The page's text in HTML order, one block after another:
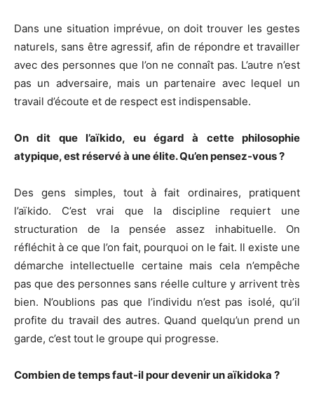
Dans une situation imprévue, on doit trouver les gestes
naturels, sans être agressif, afin de répondre et travailler
avec des personnes que l’on ne connaît pas. L’autre n’est
pas un adversaire, mais un partenaire avec lequel un
travail d’écoute et de respect est indispensable.
On dit que l’aïkido, eu égard à cette philosophie
atypique, est réservé à une élite. Qu’en pensez-vous ?
Des gens simples, tout à fait ordinaires, pratiquent
l’aïkido. C’est vrai que la discipline requiert une
structuration de la pensée assez inhabituelle. On
réfléchit à ce que l’on fait, pourquoi on le fait. Il existe une
démarche intellectuelle certaine mais cela n’empêche
pas que des personnes sans réelle culture y arrivent très
bien. N’oublions pas que l’individu n’est pas isolé, qu’il
profite du travail des autres. Quand quelqu’un prend un
garde, c’est tout le groupe qui progresse.
Combien de temps faut-il pour devenir un aïkidoka ?